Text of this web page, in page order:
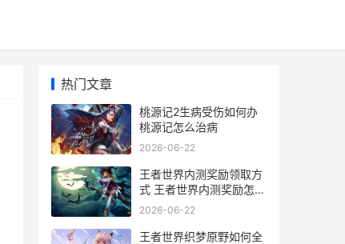
热门文章
桃源记2生病受伤如何办
桃源记怎么治病
2026-06-22
王者世界内测奖励领取方
式 王者世界内测奖励怎么
领
2026-06-22
王者世界织梦原野如何全